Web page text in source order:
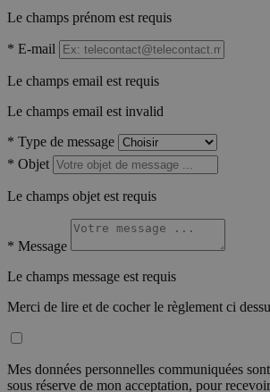
Le champs prénom est requis
* E-mail
Le champs email est requis
Le champs email est invalid
* Type de message
* Objet
Le champs objet est requis
* Message
Le champs message est requis
Merci de lire et de cocher le règlement ci
Mes données personnelles communiquées
sous réserve de mon acceptation, pour